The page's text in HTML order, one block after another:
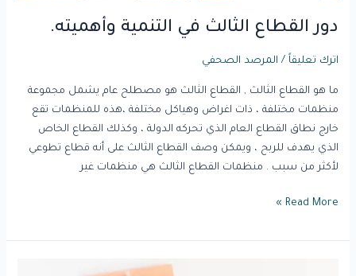
دور القطاع الثالث في التنمية وأهميته.
اترك تعليقاً / المرصد الصحفي
ما هو القطاع الثالث , القطاع الثالث هو مصطلح عام يشمل مجموعة
منظمات مختلفة ، ذات اغراض وهياكل مختلفة ،هذه للمنظمات تقع
خارج نطاق القطاع العام الذي تحركه الدولة ، وكذلك القطاع الخاص
الذي يهدف للربح ، ويمكن وصف القطاع الثالث على أنه قطاع تطوعي
لأكثر من سبب . منظمات القطاع الثالث هي منظمات غير
Read More »